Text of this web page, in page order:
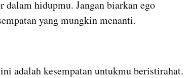
dalam hidupmu. Jangan biarkan ego
yang mungkin menanti.
adalah kesempatan untukmu beristirahat.